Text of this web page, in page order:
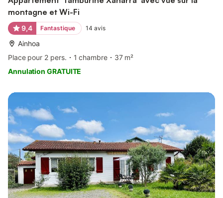
montagne et Wi-Fi
9,4 Fantastique 14 avis
Ainhoa
Place pour 2 pers.
1 chambre
37 m²
Annulation GRATUITE